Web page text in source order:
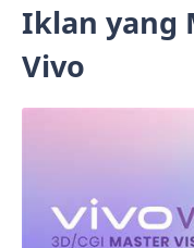
Iklan yang
Vivo